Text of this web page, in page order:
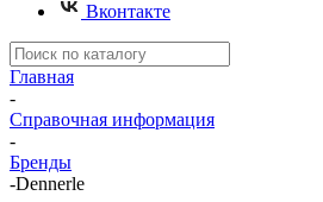
Вконтакте
Главная
-
Справочная информация
-
Бренды
-Dennerle